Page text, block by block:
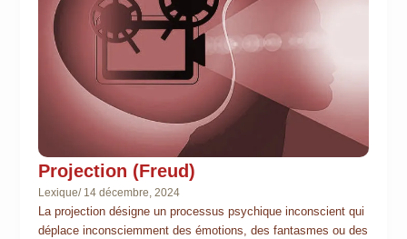
Projection (Freud)
Lexique/ 14 décembre, 2024
La projection désigne un processus psychique inconscient qui
déplace inconsciemment des émotions, des fantasmes ou des